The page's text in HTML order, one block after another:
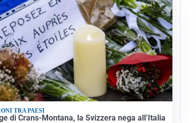
TRA PAESI
di Crans-Montana, la Svizzera nega all’Italia